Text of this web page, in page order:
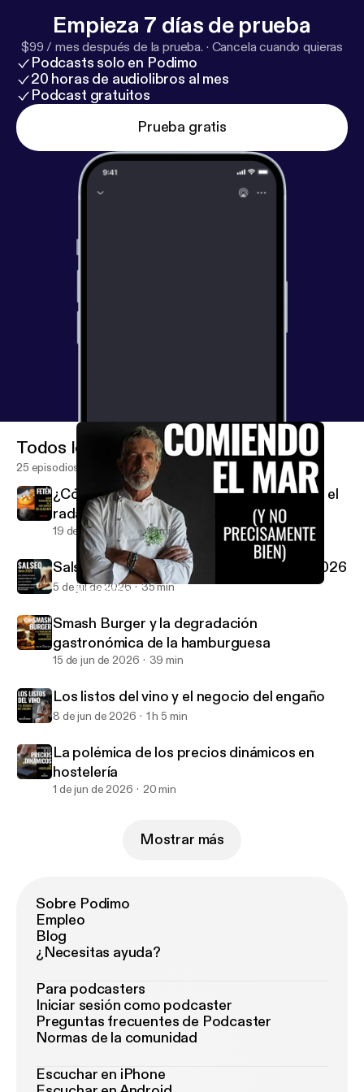
Empieza 7 días de prueba
$99 / mes después de la prueba. · Cancela cuando quieras
Podcasts solo en Podimo
20 horas de audiolibros al mes
Podcast gratuitos
Prueba gratis
Nos estamos comiendo el mar (y no precisamente bien)
Todos los episodios
25 episodios
¿Cómo consigue un restaurante entrar en el
radar de la Guía Michelin?
19 de jul de 2026 16 min
Salseo: Actualidad Gastronómica Junio 2026
5 de jul de 2026 35 min
Smash Burger y la degradación
gastronómica de la hamburguesa
15 de jun de 2026 39 min
Los listos del vino y el negocio del engaño
8 de jun de 2026 1 h 5 min
La polémica de los precios dinámicos en
hostelería
1 de jun de 2026 20 min
Mostrar más
Sobre Podimo
Empleo
Blog
¿Necesitas ayuda?
Para podcasters
Iniciar sesión como podcaster
Preguntas frecuentes de Podcaster
Normas de la comunidad
Escuchar en iPhone